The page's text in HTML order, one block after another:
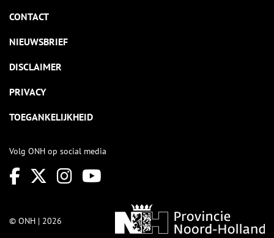
CONTACT
NIEUWSBRIEF
DISCLAIMER
PRIVACY
TOEGANKELIJKHEID
Volg ONH op social media
© ONH | 2026